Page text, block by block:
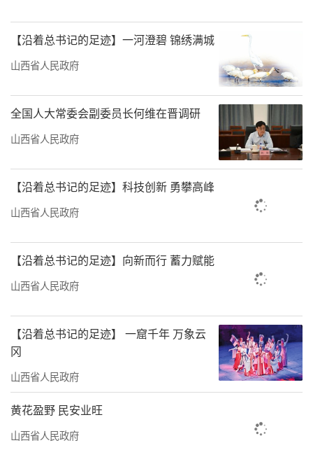
【沿着总书记的足迹】一河澄碧 锦绣满城
山西省人民政府
全国人大常委会副委员长何维在晋调研
山西省人民政府
【沿着总书记的足迹】科技创新 勇攀高峰
山西省人民政府
【沿着总书记的足迹】向新而行 蓄力赋能
山西省人民政府
【沿着总书记的足迹】 一窟千年 万象云
冈
山西省人民政府
黄花盈野 民安业旺
山西省人民政府